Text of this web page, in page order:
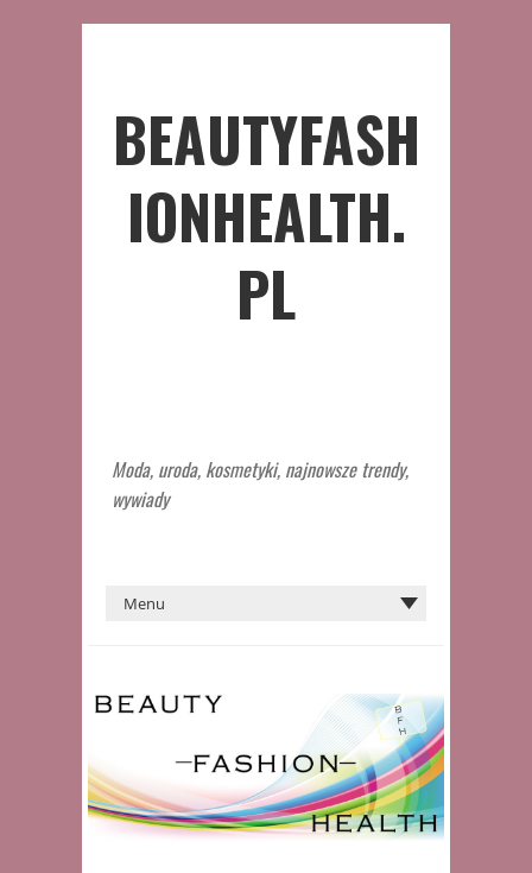
BEAUTYFASH
IONHEALTH.
PL
Moda, uroda, kosmetyki, najnowsze trendy,
wywiady